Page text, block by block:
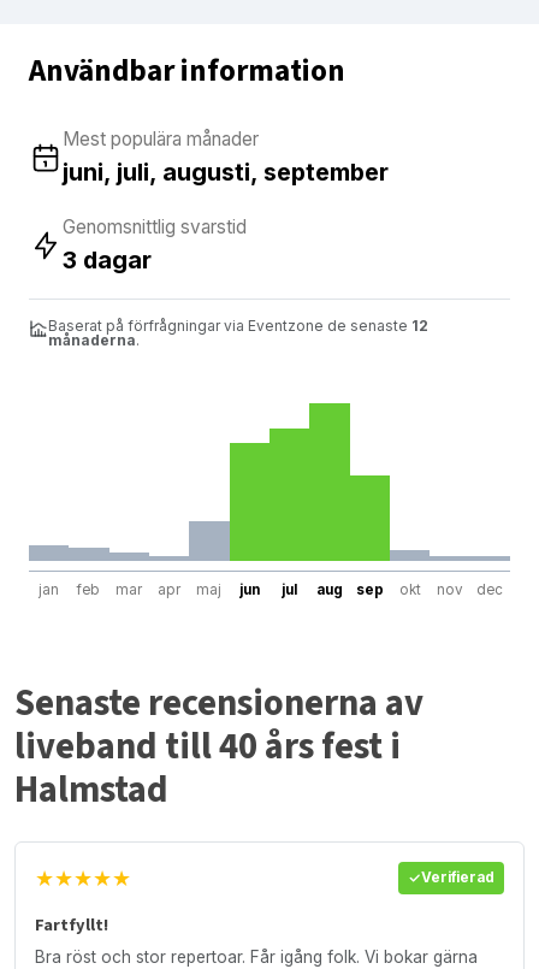
Användbar information
Mest populära månader
juni, juli, augusti, september
Genomsnittlig svarstid
3 dagar
Baserat på förfrågningar via Eventzone de senaste 12
månaderna.
jan feb mar apr maj jun jul aug sep okt nov dec
Senaste recensionerna av
liveband till 40 års fest i
Halmstad
★★★★★ Verifierad
Fartfyllt!
Bra röst och stor repertoar. Får igång folk. Vi bokar gärna